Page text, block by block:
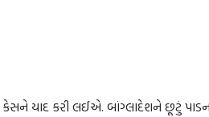
યાદ કરી લઈએ. બાંગ્લાદેશને છૂટું